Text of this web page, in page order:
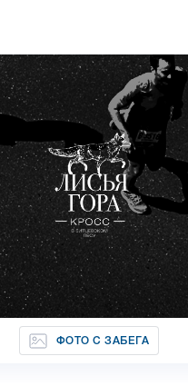
ФОТО С ЗАБЕГА